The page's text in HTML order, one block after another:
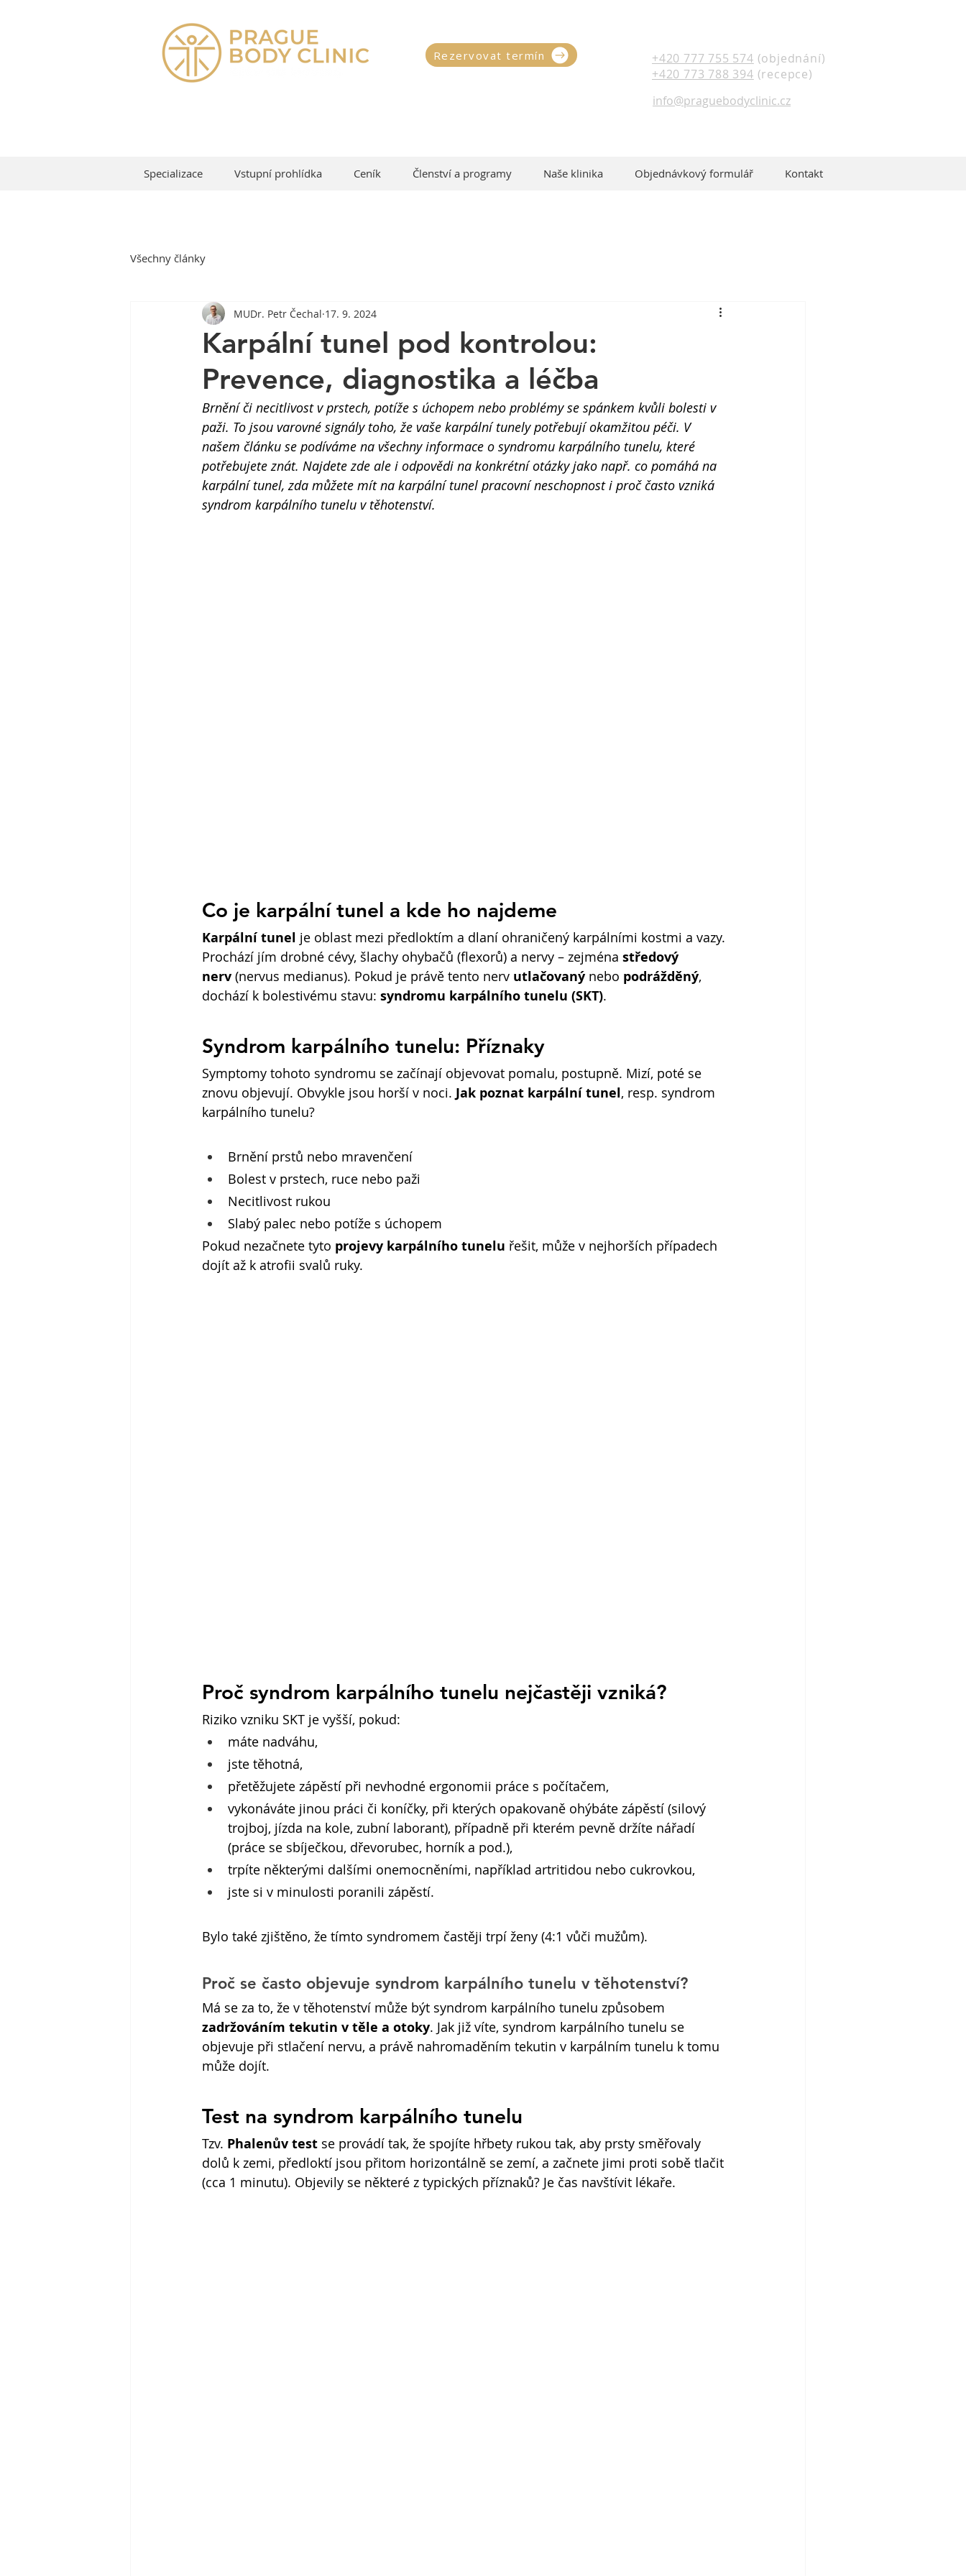
Rezervovat termín +420 777 755 574 (objednání)
+420 773 788 394 (recepce)
info@praguebodyclinic.cz
Specializace Vstupní prohlídka Ceník Členství a programy Naše klinika Objednávkový formulář Kontakt
Všechny články
Karpální tunel pod kontrolou:
Prevence, diagnostika a léčba
MUDr. Petr Čechal 17. 9. 2024
Brnění či necitlivost v prstech, potíže s úchopem nebo problémy se spánkem kvůli bolesti v
paži. To jsou varovné signály toho, že vaše karpální tunely potřebují okamžitou péči. V
našem článku se podíváme na všechny informace o syndromu karpálního tunelu, které
potřebujete znát. Najdete zde ale i odpovědi na konkrétní otázky jako např. co pomáhá na
karpální tunel, zda můžete mít na karpální tunel pracovní neschopnost i proč často vzniká
syndrom karpálního tunelu v těhotenství.
Co je karpální tunel a kde ho najdeme
Karpální tunel je oblast mezi předloktím a dlaní ohraničený karpálními kostmi a vazy.
Prochází jím drobné cévy, šlachy ohybačů (flexorů) a nervy – zejména středový
nerv (nervus medianus). Pokud je právě tento nerv utlačovaný nebo podrážděný,
dochází k bolestivému stavu: syndromu karpálního tunelu (SKT).
Syndrom karpálního tunelu: Příznaky
Symptomy tohoto syndromu se začínají objevovat pomalu, postupně. Mizí, poté se
znovu objevují. Obvykle jsou horší v noci. Jak poznat karpální tunel, resp. syndrom
karpálního tunelu?
Brnění prstů nebo mravenčení
Bolest v prstech, ruce nebo paži
Necitlivost rukou
Slabý palec nebo potíže s úchopem
Pokud nezačnete tyto projevy karpálního tunelu řešit, může v nejhorších případech
dojít až k atrofii svalů ruky.
Proč syndrom karpálního tunelu nejčastěji vzniká?
Riziko vzniku SKT je vyšší, pokud:
máte nadváhu,
jste těhotná,
přetěžujete zápěstí při nevhodné ergonomii práce s počítačem,
vykonáváte jinou práci či koníčky, při kterých opakovaně ohýbáte zápěstí (silový
trojboj, jízda na kole, zubní laborant), případně při kterém pevně držíte nářadí
(práce se sbíječkou, dřevorubec, horník a pod.),
trpíte některými dalšími onemocněními, například artritidou nebo cukrovkou,
jste si v minulosti poranili zápěstí.
Bylo také zjištěno, že tímto syndromem častěji trpí ženy (4:1 vůči mužům).
Proč se často objevuje syndrom karpálního tunelu v těhotenství?
Má se za to, že v těhotenství může být syndrom karpálního tunelu způsobem
zadržováním tekutin v těle a otoky. Jak již víte, syndrom karpálního tunelu se
objevuje při stlačení nervu, a právě nahromaděním tekutin v karpálním tunelu k tomu
může dojít.
Test na syndrom karpálního tunelu
Tzv. Phalenův test se provádí tak, že spojíte hřbety rukou tak, aby prsty směřovaly
dolů k zemi, předloktí jsou přitom horizontálně se zemí, a začnete jimi proti sobě tlačit
(cca 1 minutu). Objevily se některé z typických příznaků? Je čas navštívit lékaře.